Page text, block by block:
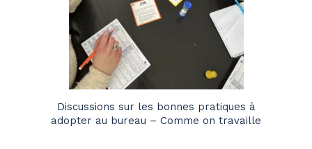
Discussions sur les bonnes pratiques à
adopter au bureau – Comme on travaille